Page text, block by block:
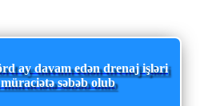
ay davam edən drenaj işləri
səbəb olub